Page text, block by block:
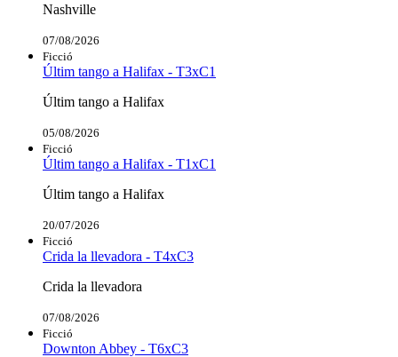
Nashville
07/08/2026
Ficció
Últim tango a Halifax - T3xC1
Últim tango a Halifax
05/08/2026
Ficció
Últim tango a Halifax - T1xC1
Últim tango a Halifax
20/07/2026
Ficció
Crida la llevadora - T4xC3
Crida la llevadora
07/08/2026
Ficció
Downton Abbey - T6xC3